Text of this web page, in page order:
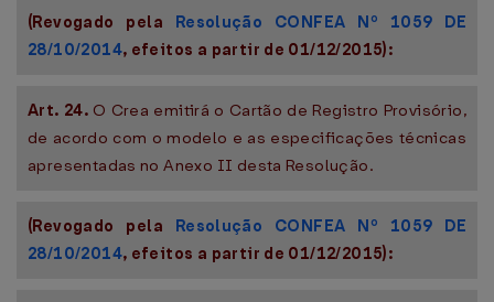
(Revogado pela Resolução CONFEA Nº 1059 DE
28/10/2014, efeitos a partir de 01/12/2015):
Art. 24. O Crea emitirá o Cartão de Registro Provisório,
de acordo com o modelo e as especificações técnicas
apresentadas no Anexo II desta Resolução.
(Revogado pela Resolução CONFEA Nº 1059 DE
28/10/2014, efeitos a partir de 01/12/2015):